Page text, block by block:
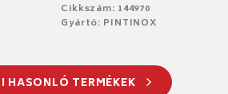
Cikkszám: 144970
Gyártó: PINTINOX
HASONLÓ TERMÉKEK